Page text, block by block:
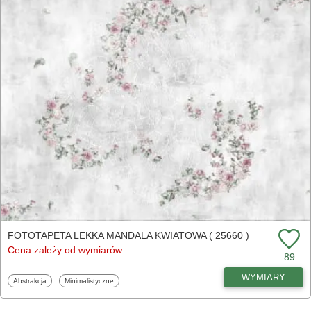
FOTOTAPETA LEKKA MANDALA KWIATOWA ( 25660 )
Cena zależy od wymiarów
89
Fototapety
Abstrakcja Fototapety
Minimalistyczne WYMIARY